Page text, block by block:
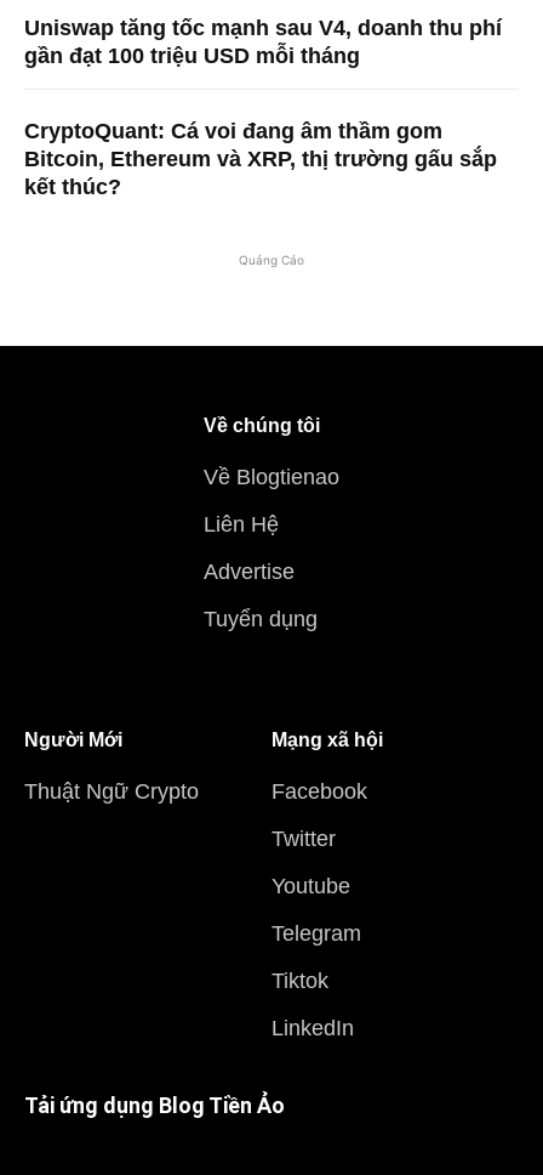
Uniswap tăng tốc mạnh sau V4, doanh thu phí
gần đạt 100 triệu USD mỗi tháng
CryptoQuant: Cá voi đang âm thầm gom
Bitcoin, Ethereum và XRP, thị trường gấu sắp
kết thúc?
Quảng Cáo
Về chúng tôi
Về Blogtienao
Liên Hệ
Advertise
Tuyển dụng
Người Mới
Thuật Ngữ Crypto
Mạng xã hội
Facebook
Twitter
Youtube
Telegram
Tiktok
LinkedIn
Tải ứng dụng Blog Tiền Ảo